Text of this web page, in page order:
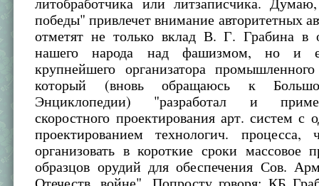
победы" привлечет внимание авторитетных
отметят не только вклад В. Г. Грабина в
нашего народа над фашизмом, но и
крупнейшего организатора промышленного
который (вновь обращаюсь к
Энциклопедии) "разработал и
скоростного проектирования арт. систем с
проектированием технологич. процесса,
организовать в короткие сроки массовое
образцов орудий для обеспечения Сов.